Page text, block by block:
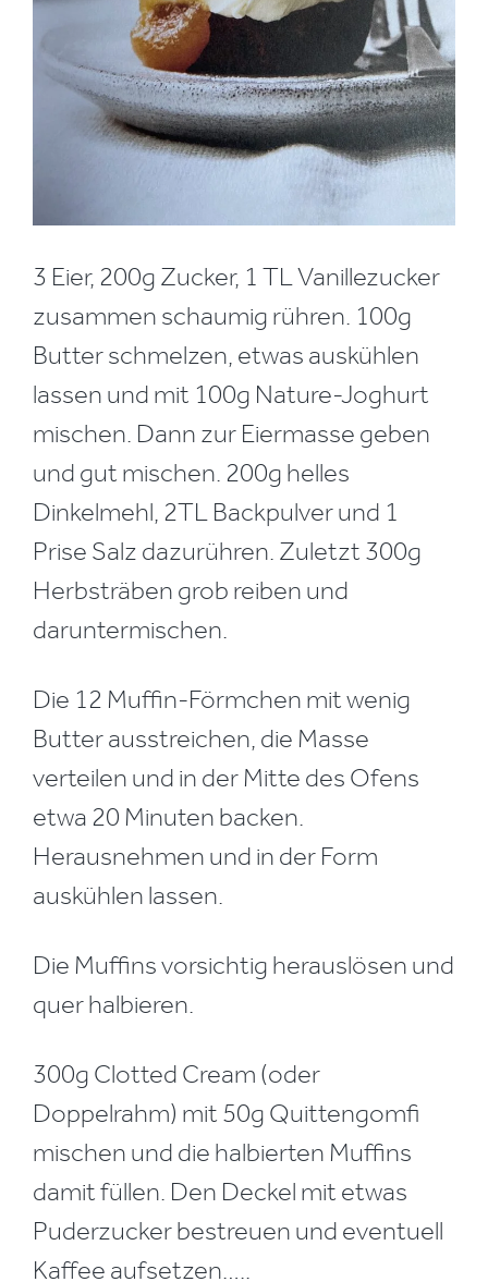
3 Eier, 200g Zucker, 1 TL Vanillezucker
zusammen schaumig rühren. 100g
Butter schmelzen, etwas auskühlen
lassen und mit 100g Nature-Joghurt
mischen. Dann zur Eiermasse geben
und gut mischen. 200g helles
Dinkelmehl, 2TL Backpulver und 1
Prise Salz dazurühren. Zuletzt 300g
Herbsträben grob reiben und
daruntermischen.
Die 12 Muffin-Förmchen mit wenig
Butter ausstreichen, die Masse
verteilen und in der Mitte des Ofens
etwa 20 Minuten backen.
Herausnehmen und in der Form
auskühlen lassen.
Die Muffins vorsichtig herauslösen und
quer halbieren.
300g Clotted Cream (oder
Doppelrahm) mit 50g Quittengomfi
mischen und die halbierten Muffins
damit füllen. Den Deckel mit etwas
Puderzucker bestreuen und eventuell
Kaffee aufsetzen…..